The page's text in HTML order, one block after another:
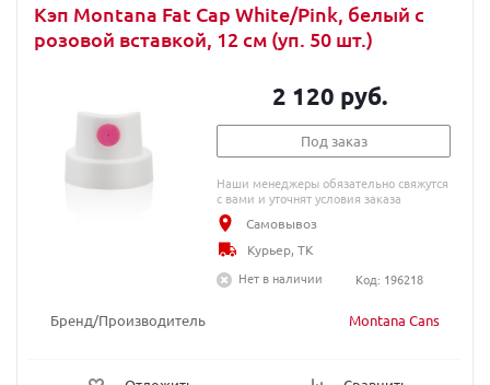
Кэп Montana Fat Cap White/Pink, белый с
розовой вставкой, 12 см (уп. 50 шт.)
Бренд/Производитель Montana Cans
2 120 руб.
Под заказ
Наши менеджеры обязательно свяжутся
с вами и уточнят условия заказа
Самовывоз
Курьер, ТК
Нет в наличии
Код: 196218